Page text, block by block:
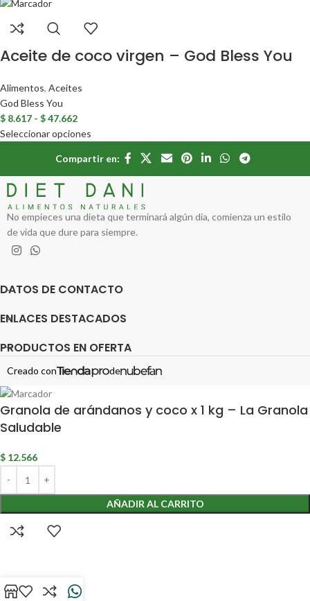
Aceite de coco virgen – God Bless You
Alimentos, Aceites
God Bless You
$ 8.617 - $47.662
Seleccionar opciones
Compartir en:
No empieces una dieta que terminará algún día, comienza un estilo
de vida que dure para siempre.
DATOS DE CONTACTO
ENLACES DESTACADOS
PRODUCTOS EN OFERTA
Creado con de
Granola de arándanos y coco x 1 kg – La Granola
Saludable
$ 12.566
AÑADIR AL CARRITO